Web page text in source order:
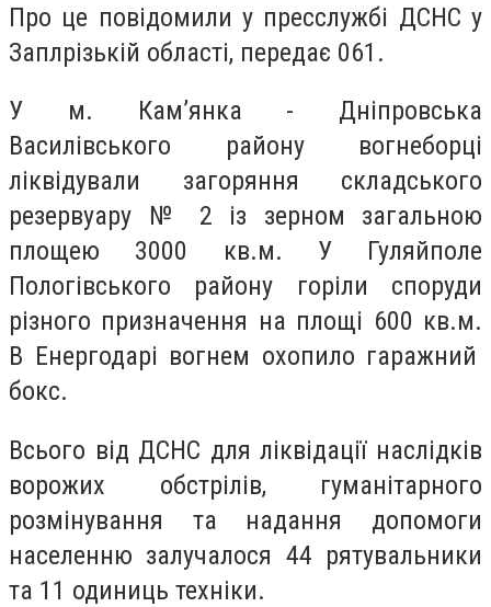
Про це повідомили у пресслужбі ДСНС у
Заплрізькій області, передає 061.
У м. Кам’янка - Дніпровська
Василівського району вогнеборці
ліквідували загоряння складського
резервуару № 2 із зерном загальною
площею 3000 кв.м. У Гуляйполе
Пологівського району горіли споруди
різного призначення на площі 600 кв.м.
В Енергодарі вогнем охопило гаражний
бокс.
Всього від ДСНС для ліквідації наслідків
ворожих обстрілів, гуманітарного
розмінування та надання допомоги
населенню залучалося 44 рятувальники
та 11 одиниць техніки.